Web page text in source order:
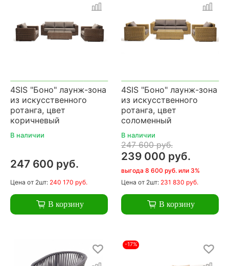
4SIS "Боно" лаунж-зона
из искусственного
ротанга, цвет
коричневый
В наличии
247 600 руб.
Цена от 2шт: 240 170 руб.
В корзину
4SIS "Боно" лаунж-зона
из искусственного
ротанга, цвет
соломенный
В наличии
247 600 руб.
239 000 руб.
выгода 8 600 руб. или 3%
Цена от 2шт: 231 830 руб.
В корзину
-17%